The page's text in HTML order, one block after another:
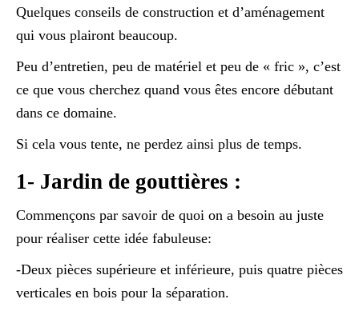
Quelques conseils de construction et d’aménagement
qui vous plairont beaucoup.
Peu d’entretien, peu de matériel et peu de « fric », c’est
ce que vous cherchez quand vous êtes encore débutant
dans ce domaine.
Si cela vous tente, ne perdez ainsi plus de temps.
1- Jardin de gouttières :
Commençons par savoir de quoi on a besoin au juste
pour réaliser cette idée fabuleuse:
-Deux pièces supérieure et inférieure, puis quatre pièces
verticales en bois pour la séparation.